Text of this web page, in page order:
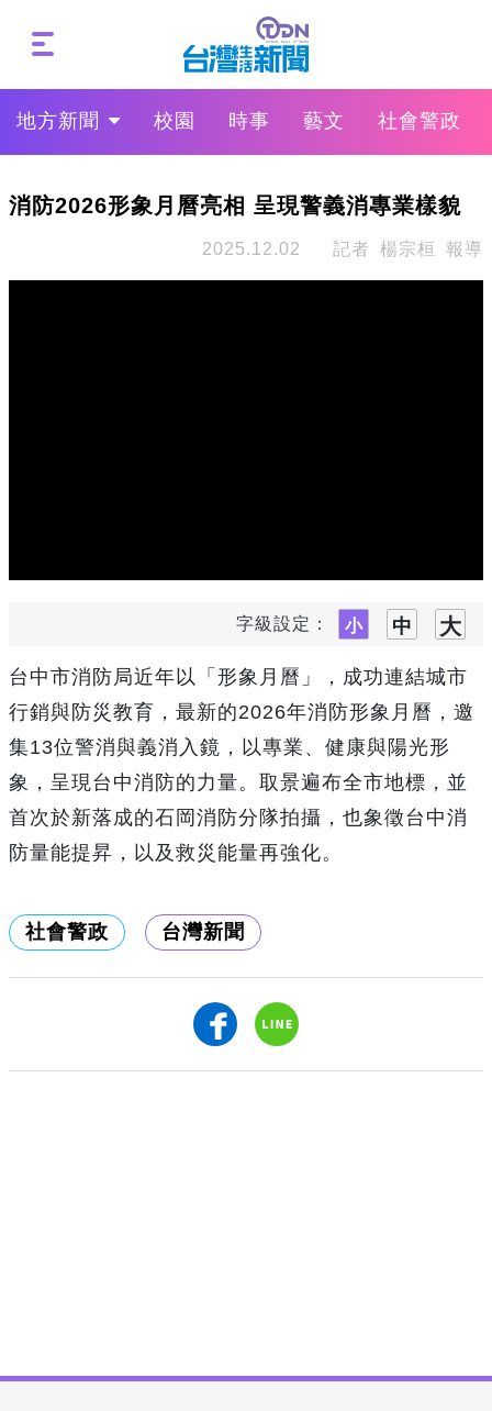
地方新聞 校園 時事 藝文 社會警政
消防2026形象月曆亮相 呈現警義消專業樣貌
2025.12.02 記者 楊宗桓 報導
字級設定：
台中市消防局近年以「形象月曆」，成功連結城市
行銷與防災教育，最新的2026年消防形象月曆，邀
集13位警消與義消入鏡，以專業、健康與陽光形
象，呈現台中消防的力量。取景遍布全市地標，並
首次於新落成的石岡消防分隊拍攝，也象徵台中消
防量能提昇，以及救災能量再強化。
社會警政 台灣新聞